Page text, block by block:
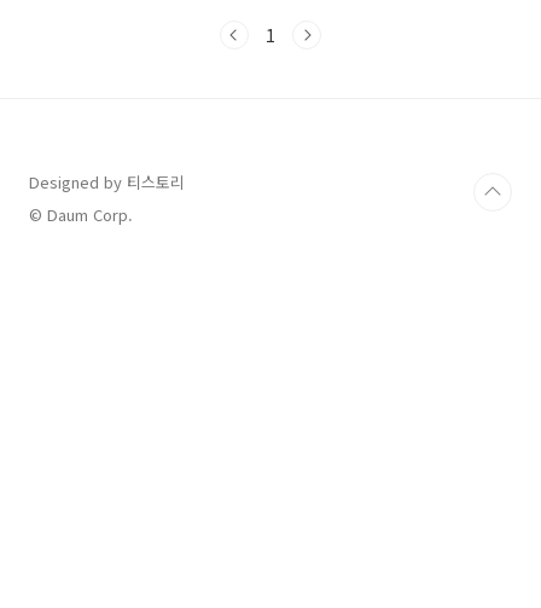
다.3. Occupancy Rate: 객실 점유율. 특정
비스 등에..
1
Designed by 티스토리
© Daum Corp.